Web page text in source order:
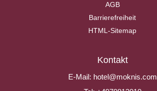
AGB
Barrierefreiheit
HTML-Sitemap
Kontakt
E-Mail: hotel@moknis.com